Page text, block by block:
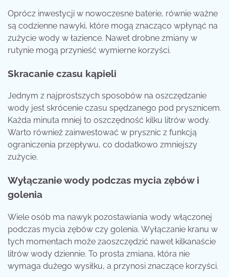
Oprócz inwestycji w nowoczesne baterie, równie ważne
są codzienne nawyki, które mogą znacząco wpłynąć na
zużycie wody w łazience. Nawet drobne zmiany w
rutynie mogą przynieść wymierne korzyści.
Skracanie czasu kąpieli
Jednym z najprostszych sposobów na oszczędzanie
wody jest skrócenie czasu spędzanego pod prysznicem.
Każda minuta mniej to oszczędność kilku litrów wody.
Warto również zainwestować w prysznic z funkcją
ograniczenia przepływu, co dodatkowo zmniejszy
zużycie.
Wyłączanie wody podczas mycia zębów i
golenia
Wiele osób ma nawyk pozostawiania wody włączonej
podczas mycia zębów czy golenia. Wyłączanie kranu w
tych momentach może zaoszczędzić nawet kilkanaście
litrów wody dziennie. To prosta zmiana, która nie
wymaga dużego wysiłku, a przynosi znaczące korzyści.